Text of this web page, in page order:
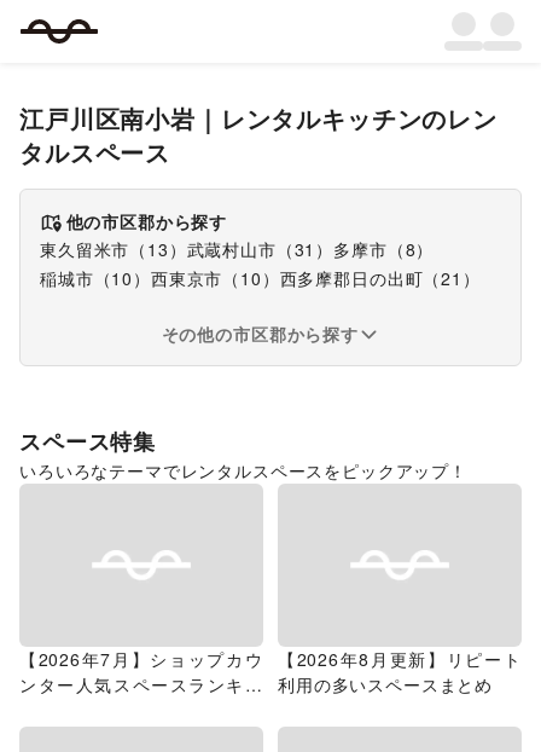
江戸川区南小岩 ｜ レンタルキッチンのレン
タルスペース
他の市区郡から探す
東久留米市 （ 13 ） 武蔵村山市 （31 ） 多摩市 （8）
稲城市 （10 ） 西東京市 （ 10 ） 西多摩郡日の出町 （21 ）
その他の市区郡から探す
スペース特集
いろいろなテーマでレンタルスペースをピックアップ！
【2026年7月】ショップカウ
ンター人気スペースランキン
【2026年8月更新】リピート
利用の多いスペースまとめ